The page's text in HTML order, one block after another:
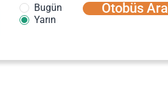
Bugün
Yarın
Otobüs Ara